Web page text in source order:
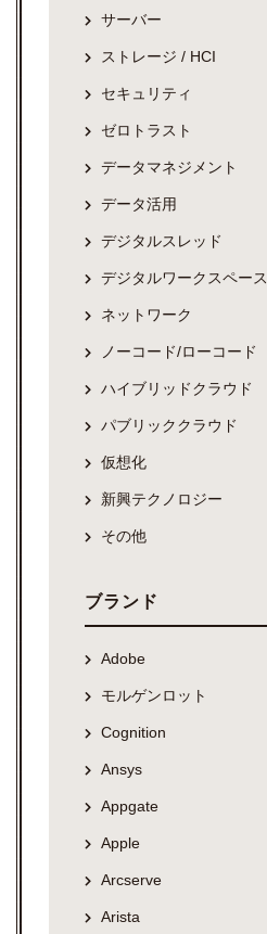
サーバー
ストレージ / HCI
セキュリティ
ゼロトラスト
データマネジメント
データ活用
デジタルスレッド
デジタルワークスペース
ネットワーク
ノーコード/ローコード
ハイブリッドクラウド
パブリッククラウド
仮想化
新興テクノロジー
その他
ブランド
Adobe
モルゲンロット
Cognition
Ansys
Appgate
Apple
Arcserve
Arista